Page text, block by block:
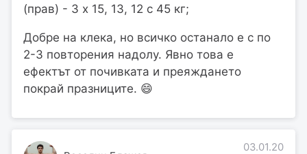
(прав) - 3 х 15, 13, 12 с 45 кг;
Добре на клека, но всичко останало е с по
2-3 повторения надолу. Явно това е
ефектът от почивката и преяждането
покрай празниците. 😄
03.01.20